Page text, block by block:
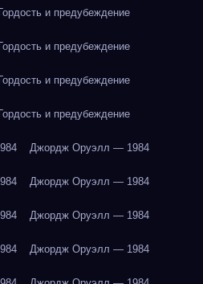
и предубеждение
и предубеждение
и предубеждение
и предубеждение
Джордж Оруэлл — 1984
Джордж Оруэлл — 1984
Джордж Оруэлл — 1984
Джордж Оруэлл — 1984